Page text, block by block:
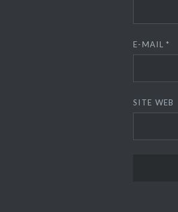
E-MAIL*
SITE WEB